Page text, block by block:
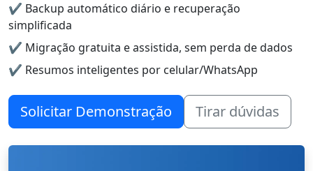
✔️ Backup automático diário e recuperação
simplificada
✔️ Migração gratuita e assistida, sem perda de dados
✔️ Resumos inteligentes por celular/WhatsApp
Solicitar Demonstração Tirar dúvidas